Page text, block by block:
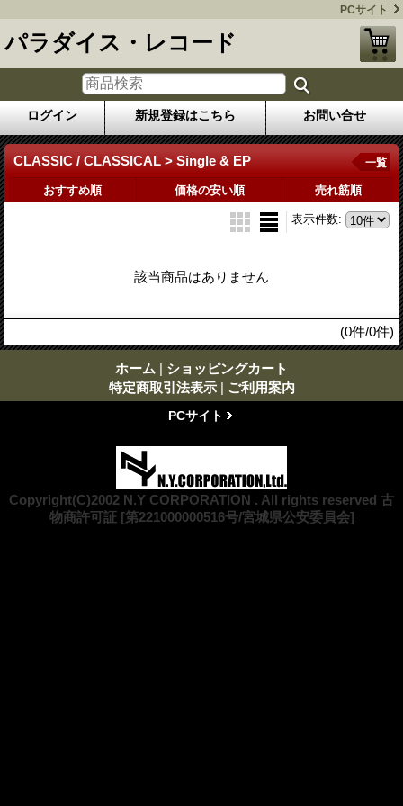
PCサイト
パラダイス・レコード
ログイン 新規登録はこちら お問い合せ
CLASSIC / CLASSICAL > Single & EP 一覧
おすすめ順 価格の安い順 売れ筋順
表示件数:
該当商品はありません
(0件/0件)
ホーム | ショッピングカート
特定商取引法表示 | ご利用案内
PCサイト
Copyright(C)2002 N.Y CORPORATION . All rights reserved 古
物商許可証 [第221000000516号/宮城県公安委員会]